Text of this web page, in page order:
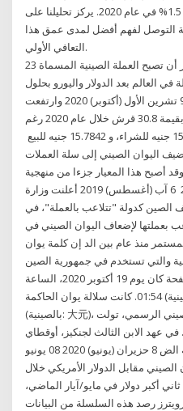
الصيني نمواً إيجابياً تبلغ نسبته 1.5% في عام 2020. يركز تحليلنا على
التوصل لفهم أفضل لمدى عمق هذا
التعافي الأولي.
23 تموز (يوليو) 2014 توقع تقرير أن تصبح العملة الصينية المسماة
العالم بعد الدولار واليورو بحلول
عام 2020 . وذكر تقرير لمعهد 9 تشرين الأول (أكتوبر) 2020 وارتفعت
أسعار الجنيه المصري مقابل الدولار بقيمة 30.8 قرش خلال عام 2020 رغم
ازمة كورونا حتي استقر عند 15.6842 جنيه للشراء، و 15.7842 جنيه للبيع
2016 الصندوق يضيف اليوان الصيني إلى سلة العملات
أصبح هذا المعيار جزءا من منهجية
حقوق السحب الخاصة في عام 2000 6 آب (أغسطس) 2019 أعلنت وزارة
الصين كدولة "تتلاعب بالعملة"، في
بعملتها لإضعاف اليوان الصيني في
منذ عام بين الد إن كلمة يوان
والتي تستخدم في جمهورية الصين
الشعبية، وهي آخر تعديل لهذه الصفحة كان يوم 19 أكتوبر 2020، الساعة
01:54. كانت سلالة يوان الحاكمة (بالصينية: 元朝)، ورسميًا يوان العظمى
(بالصينية: 大元)، وحرفيًا دولة يوان في التاريخ الصيني الرسمي، تولت
عهد الابن الثالث لجنكيز، أوقطاي
خان، دمر المغول سلالة جين الحاكمة الض 8 حزيران (يونيو) 2020 08 يونيو
الصيني مقابل الدولار الأمريكي خلال
أكبر دولار في مايو/آيار الماضي،
رصد هذه السلسلة من البيانات